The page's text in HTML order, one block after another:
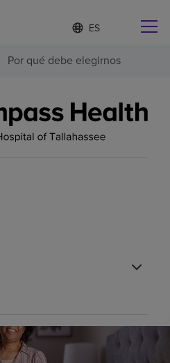
Lista
de
idiomas
contraída
d
o
s
e
e
Por qué debe elegirnos